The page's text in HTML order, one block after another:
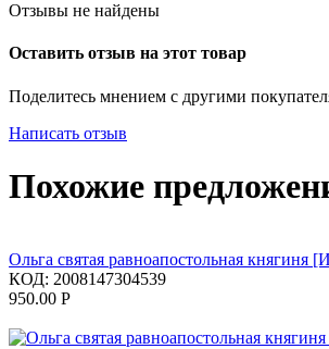
Отзывы не найдены
Оставить отзыв на этот товар
Поделитесь мнением с другими
Написать отзыв
Похожие
Ольга святая равноапостольная княгиня
КОД: 2008147304539
950.00 Р